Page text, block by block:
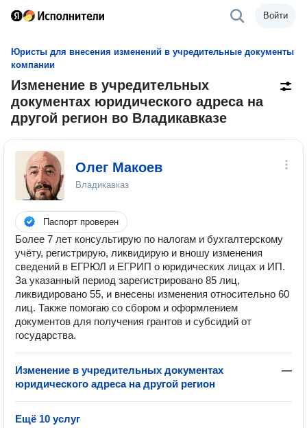
Войти
Юристы для внесения изменений в учредительные документы
компании
Изменение в учредительных
документах юридического адреса на
другой регион во Владикавказе
Олег Макоев
Владикавказ
Паспорт проверен
Более 7 лет консультирую по налогам и бухгалтерскому
учёту, регистрирую, ликвидирую и вношу изменения
сведений в ЕГРЮЛ и ЕГРИП о юридических лицах и ИП.
За указанный период зарегистрировано 85 лиц,
ликвидировано 55, и внесены изменения относительно 60
лиц. Также помогаю со сбором и оформлением
документов для получения грантов и субсидий от
государства.
Изменение в учредительных документах
юридического адреса на другой регион
—
Ещё 10 услуг